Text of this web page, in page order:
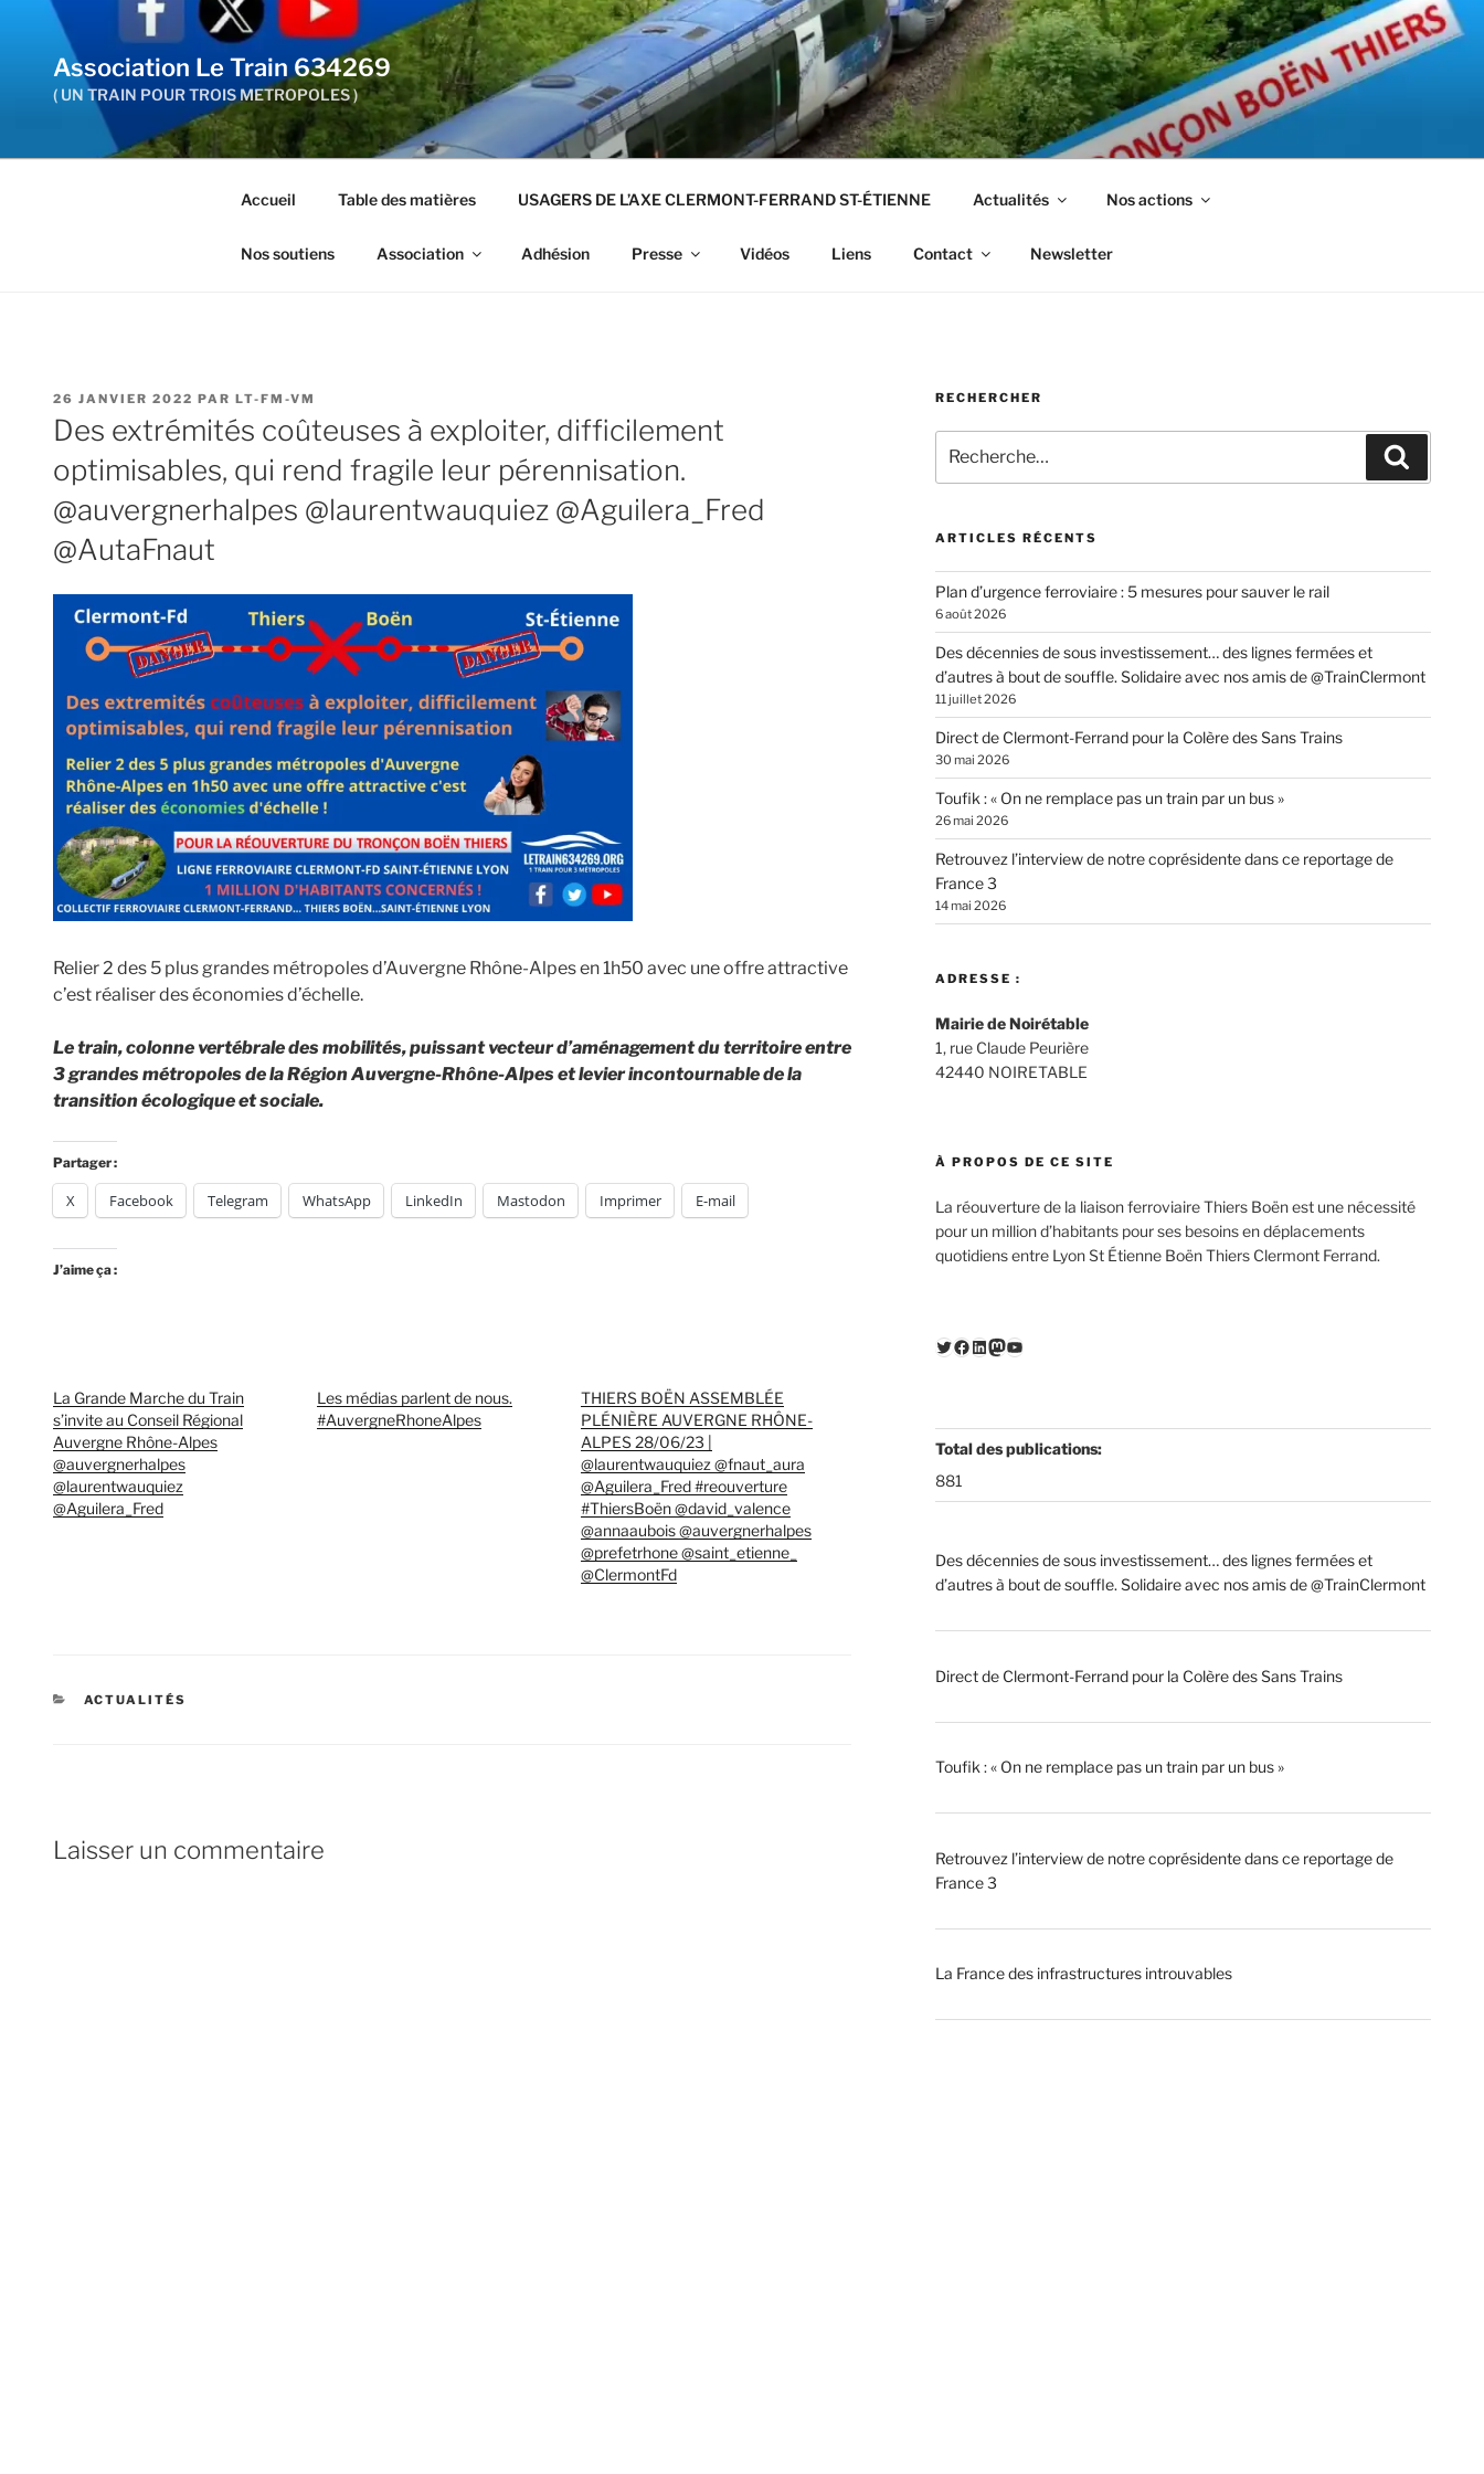
contenu
principal
Association Le Train 634269
( UN TRAIN POUR TROIS METROPOLES )
Accueil Table des matières USAGERS DE L’AXE CLERMONT-FERRAND ST-ÉTIENNE Actualités Nos actions
Nos soutiens Association Adhésion Presse Vidéos Liens Contact Newsletter
PUBLIÉ
LE
26 JANVIER 2022 PAR LT-FM-VM
Des extrémités coûteuses à exploiter, difficilement
optimisables, qui rend fragile leur pérennisation.
@auvergnerhalpes @laurentwauquiez @Aguilera_Fred
@AutaFnaut
Relier 2 des 5 plus grandes métropoles d’Auvergne Rhône-Alpes en 1h50 avec une offre attractive
c’est réaliser des économies d’échelle.
Le train, colonne vertébrale des mobilités, puissant vecteur d’aménagement du territoire entre
3 grandes métropoles de la Région Auvergne-Rhône-Alpes et levier incontournable de la
transition écologique et sociale.
Partager :
X Facebook Telegram WhatsApp LinkedIn Mastodon Imprimer E-mail
J’aime ça :
La Grande Marche du Train
s’invite au Conseil Régional
Auvergne Rhône-Alpes
@auvergnerhalpes
@laurentwauquiez
@Aguilera_Fred
Les médias parlent de nous.
#AuvergneRhoneAlpes
THIERS BOËN ASSEMBLÉE
PLÉNIÈRE AUVERGNE RHÔNE-
ALPES 28/06/23 |
@laurentwauquiez @fnaut_aura
@Aguilera_Fred #reouverture
#ThiersBoën @david_valence
@annaaubois @auvergnerhalpes
@prefetrhone @saint_etienne_
@ClermontFd
CATÉGORIES
ACTUALITÉS
Laisser un commentaire
RECHERCHER
pour
:
ARTICLES RÉCENTS
Plan d’urgence ferroviaire : 5 mesures pour sauver le rail
6 août 2026
Des décennies de sous investissement… des lignes fermées et
d’autres à bout de souffle. Solidaire avec nos amis de @TrainClermont
11 juillet 2026
Direct de Clermont-Ferrand pour la Colère des Sans Trains
30 mai 2026
Toufik : « On ne remplace pas un train par un bus »
26 mai 2026
Retrouvez l’interview de notre coprésidente dans ce reportage de
France 3
14 mai 2026
ADRESSE :
Mairie de Noirétable
1, rue Claude Peurière
42440 NOIRETABLE
À PROPOS DE CE SITE
La réouverture de la liaison ferroviaire Thiers Boën est une nécessité
pour un million d’habitants pour ses besoins en déplacements
quotidiens entre Lyon St Étienne Boën Thiers Clermont Ferrand.
Twitter
Facebook
LinkedIn
Mastodon
YouTube
Total des publications:
881
Des décennies de sous investissement… des lignes fermées et
d’autres à bout de souffle. Solidaire avec nos amis de @TrainClermont
Direct de Clermont-Ferrand pour la Colère des Sans Trains
Toufik : « On ne remplace pas un train par un bus »
Retrouvez l’interview de notre coprésidente dans ce reportage de
France 3
La France des infrastructures introuvables